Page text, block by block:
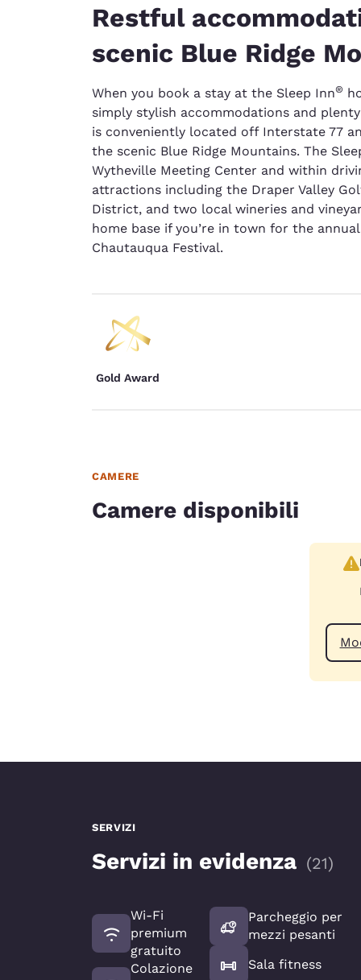
Restful
scenic Blue Ridge
When you book a stay at the Sleep Inn®
simply stylish accommodations and
is conveniently located off Interstate 77
the scenic Blue Ridge Mountains. The
Wytheville Meeting Center and within
attractions including the Draper Valley
District, and two local wineries and
home base if you’re in town for the
Chautauqua Festival.
Gold Award
CAMERE
Camere disponibili
SERVIZI
Servizi in evidenza (21)
Wi-Fi
premium
gratuito
Colazione
Parcheggio per
mezzi pesanti
Sala fitness